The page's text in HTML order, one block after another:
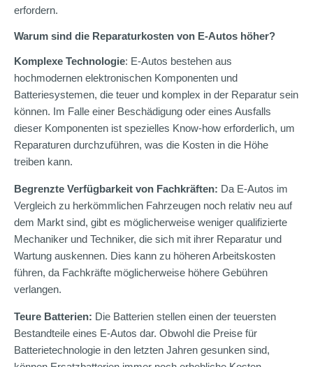
erfordern.
Warum sind die Reparaturkosten von E-Autos höher?
Komplexe Technologie: E-Autos bestehen aus
hochmodernen elektronischen Komponenten und
Batteriesystemen, die teuer und komplex in der Reparatur sein
können. Im Falle einer Beschädigung oder eines Ausfalls
dieser Komponenten ist spezielles Know-how erforderlich, um
Reparaturen durchzuführen, was die Kosten in die Höhe
treiben kann.
Begrenzte Verfügbarkeit von Fachkräften: Da E-Autos im
Vergleich zu herkömmlichen Fahrzeugen noch relativ neu auf
dem Markt sind, gibt es möglicherweise weniger qualifizierte
Mechaniker und Techniker, die sich mit ihrer Reparatur und
Wartung auskennen. Dies kann zu höheren Arbeitskosten
führen, da Fachkräfte möglicherweise höhere Gebühren
verlangen.
Teure Batterien: Die Batterien stellen einen der teuersten
Bestandteile eines E-Autos dar. Obwohl die Preise für
Batterietechnologie in den letzten Jahren gesunken sind,